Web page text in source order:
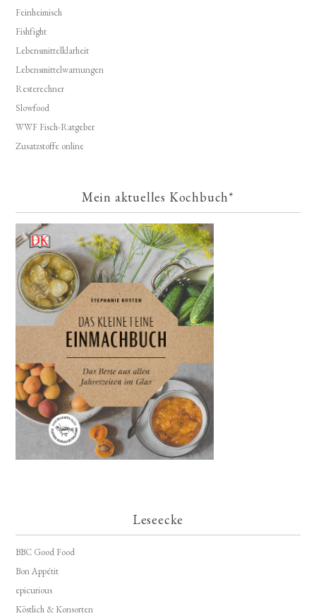
Feinheimisch
Fishfight
Lebensmittelklarheit
Lebensmittelwarnungen
Resterechner
Slowfood
WWF Fisch-Ratgeber
Zusatzstoffe online
Mein aktuelles Kochbuch*
Leseecke
BBC Good Food
Bon Appétit
epicurious
Köstlich & Konsorten